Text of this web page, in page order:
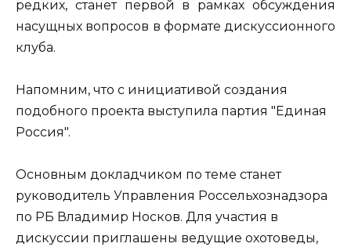
редких, станет первой в рамках обсуждения
насущных вопросов в формате дискуссионного
клуба.
Напомним, что с инициативой создания
подобного проекта выступила партия "Единая
Россия".
Основным докладчиком по теме станет
руководитель Управления Россельхознадзора
по РБ Владимир Носков. Для участия в
дискуссии приглашены ведущие охотоведы,